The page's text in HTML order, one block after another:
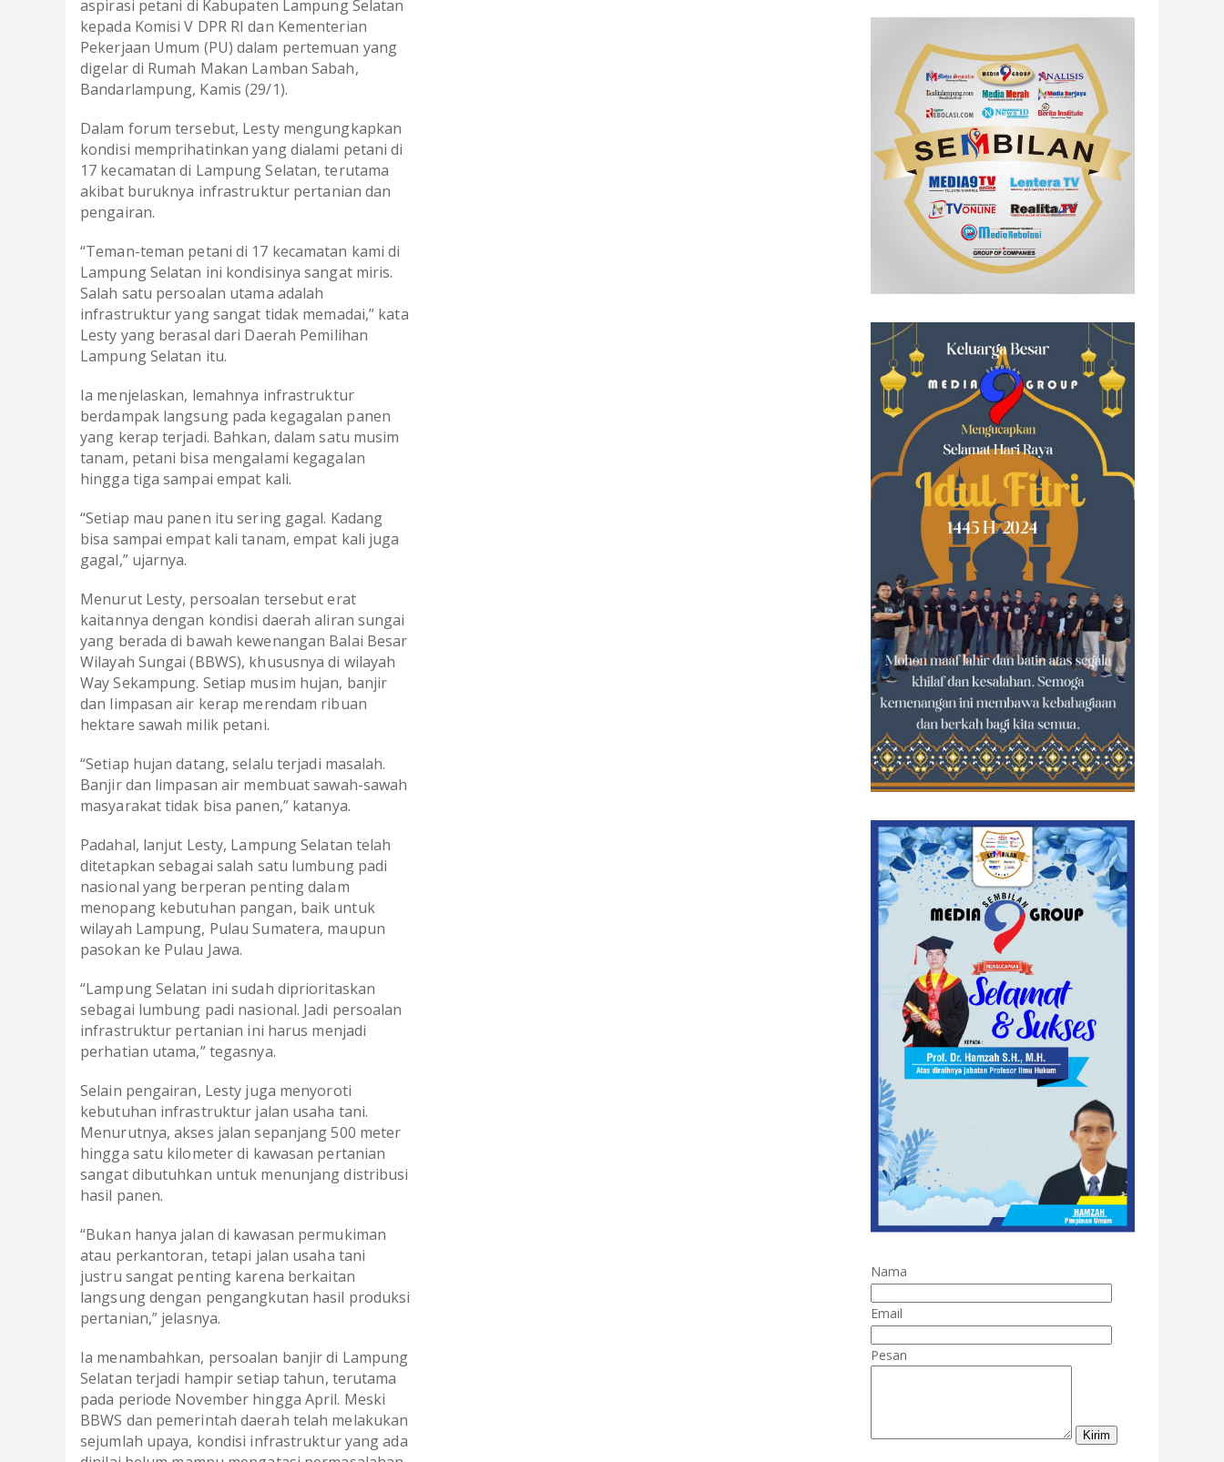
aspirasi petani di Kabupaten Lampung Selatan
kepada Komisi V DPR RI dan Kementerian
Pekerjaan Umum (PU) dalam pertemuan yang
digelar di Rumah Makan Lamban Sabah,
Bandarlampung, Kamis (29/1).
Dalam forum tersebut, Lesty mengungkapkan
kondisi memprihatinkan yang dialami petani di
17 kecamatan di Lampung Selatan, terutama
akibat buruknya infrastruktur pertanian dan
pengairan.
“Teman-teman petani di 17 kecamatan kami di
Lampung Selatan ini kondisinya sangat miris.
Salah satu persoalan utama adalah
infrastruktur yang sangat tidak memadai,” kata
Lesty yang berasal dari Daerah Pemilihan
Lampung Selatan itu.
Ia menjelaskan, lemahnya infrastruktur
berdampak langsung pada kegagalan panen
yang kerap terjadi. Bahkan, dalam satu musim
tanam, petani bisa mengalami kegagalan
hingga tiga sampai empat kali.
“Setiap mau panen itu sering gagal. Kadang
bisa sampai empat kali tanam, empat kali juga
gagal,” ujarnya.
Menurut Lesty, persoalan tersebut erat
kaitannya dengan kondisi daerah aliran sungai
yang berada di bawah kewenangan Balai Besar
Wilayah Sungai (BBWS), khususnya di wilayah
Way Sekampung. Setiap musim hujan, banjir
dan limpasan air kerap merendam ribuan
hektare sawah milik petani.
“Setiap hujan datang, selalu terjadi masalah.
Banjir dan limpasan air membuat sawah-sawah
masyarakat tidak bisa panen,” katanya.
Padahal, lanjut Lesty, Lampung Selatan telah
ditetapkan sebagai salah satu lumbung padi
nasional yang berperan penting dalam
menopang kebutuhan pangan, baik untuk
wilayah Lampung, Pulau Sumatera, maupun
pasokan ke Pulau Jawa.
“Lampung Selatan ini sudah diprioritaskan
sebagai lumbung padi nasional. Jadi persoalan
infrastruktur pertanian ini harus menjadi
perhatian utama,” tegasnya.
Selain pengairan, Lesty juga menyoroti
kebutuhan infrastruktur jalan usaha tani.
Menurutnya, akses jalan sepanjang 500 meter
hingga satu kilometer di kawasan pertanian
sangat dibutuhkan untuk menunjang distribusi
hasil panen.
“Bukan hanya jalan di kawasan permukiman
atau perkantoran, tetapi jalan usaha tani
justru sangat penting karena berkaitan
langsung dengan pengangkutan hasil produksi
pertanian,” jelasnya.
Ia menambahkan, persoalan banjir di Lampung
Selatan terjadi hampir setiap tahun, terutama
pada periode November hingga April. Meski
BBWS dan pemerintah daerah telah melakukan
sejumlah upaya, kondisi infrastruktur yang ada
Nama
Email
Pesan